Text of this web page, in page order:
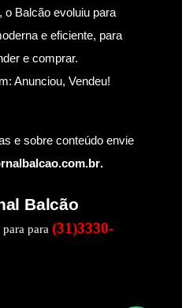
o Balcão evoluiu para
e eficiente, para
e comprar.
Anunciou, Vendeu!
e sobre conteúdo envie
.
Balcão
para (31)3330-